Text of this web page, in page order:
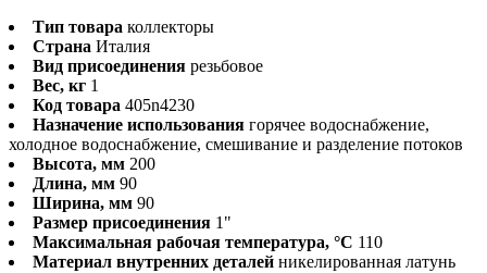
Тип товара коллекторы
Страна Италия
Вид присоединения резьбовое
Вес, кг 1
Код товара 405n4230
Назначение использования горячее водоснабжение,
холодное водоснабжение, смешивание и разделение потоков
Высота, мм 200
Длина, мм 90
Ширина, мм 90
Размер присоединения 1"
Максимальная рабочая температура, °С 110
Материал внутренних деталей никелированная латунь